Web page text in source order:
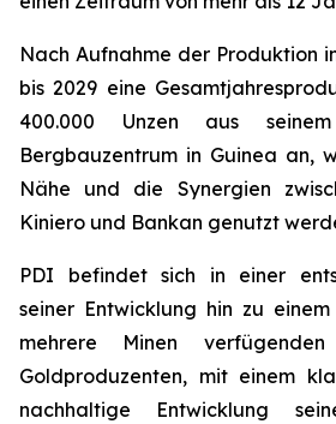
Nach Aufnahme der Produktion
bis 2029 eine
400.000 Unzen aus seinem
Bergbauzentrum in Guinea an,
Nähe und die Synergien
Kiniero und Bankan genutzt
PDI befindet sich in einer
seiner Entwicklung hin zu
mehrere Minen verfügenden
Goldproduzenten, mit einem
nachhaltige Entwicklung